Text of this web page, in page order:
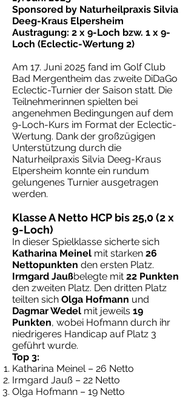
Sponsored by Naturheilpraxis Silvia
Deeg-Kraus Elpersheim
Austragung: 2 x 9-Loch bzw. 1 x 9-
Loch (Eclectic-Wertung 2)
Am 17. Juni 2025 fand im Golf Club
Bad Mergentheim das zweite DiDaGo
Eclectic-Turnier der Saison statt. Die
Teilnehmerinnen spielten bei
angenehmen Bedingungen auf dem
9-Loch-Kurs im Format der Eclectic-
Wertung. Dank der großzügigen
Unterstützung durch die
Naturheilpraxis Silvia Deeg-Kraus
Elpersheim konnte ein rundum
gelungenes Turnier ausgetragen
werden.
Klasse A Netto HCP bis 25,0 (2 x
9-Loch)
In dieser Spielklasse sicherte sich
Katharina Meinel mit starken 26
Nettopunkten den ersten Platz.
Irmgard Jaußbelegte mit 22 Punkten
den zweiten Platz. Den dritten Platz
teilten sich Olga Hofmann und
Dagmar Wedel mit jeweils 19
Punkten, wobei Hofmann durch ihr
niedrigeres Handicap auf Platz 3
geführt wurde.
Top 3:
Katharina Meinel – 26 Netto
Irmgard Jauß – 22 Netto
Olga Hofmann – 19 Netto